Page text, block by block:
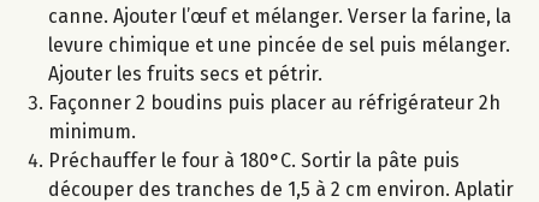
canne. Ajouter l’œuf et mélanger. Verser la farine, la
levure chimique et une pincée de sel puis mélanger.
Ajouter les fruits secs et pétrir.
Façonner 2 boudins puis placer au réfrigérateur 2h
minimum.
Préchauffer le four à 180°C. Sortir la pâte puis
découper des tranches de 1,5 à 2 cm environ. Aplatir